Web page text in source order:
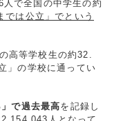
で全国の中学生の約
では公立」でという
高等学校生の約32.
」の学校に通ってい
で過去最高を記録し